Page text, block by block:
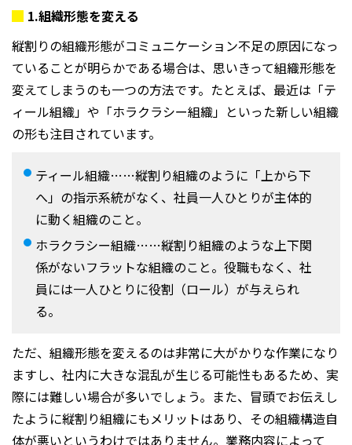
1.組織形態を変える
縦割りの組織形態がコミュニケーション不足の原因になっ
ていることが明らかである場合は、思いきって組織形態を
変えてしまうのも一つの方法です。たとえば、最近は「テ
ィール組織」や「ホラクラシー組織」といった新しい組織
の形も注目されています。
ティール組織……縦割り組織のように「上から下
へ」の指示系統がなく、社員一人ひとりが主体的
に動く組織のこと。
ホラクラシー組織……縦割り組織のような上下関
係がないフラットな組織のこと。役職もなく、社
員には一人ひとりに役割（ロール）が与えられ
る。
ただ、組織形態を変えるのは非常に大がかりな作業になり
ますし、社内に大きな混乱が生じる可能性もあるため、実
際には難しい場合が多いでしょう。また、冒頭でお伝えし
たように縦割り組織にもメリットはあり、その組織構造自
体が悪いというわけではありません。業務内容によって